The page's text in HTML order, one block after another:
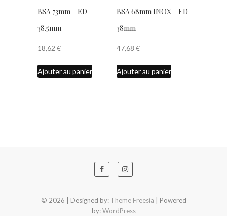
BSA 73mm – ED
38.5mm
18,62 €
Ajouter au panier
BSA 68mm INOX – ED
38mm
47,68 €
Ajouter au panier
© 2026 | Designed by: Theme Freesia | Powered
by:WordPress